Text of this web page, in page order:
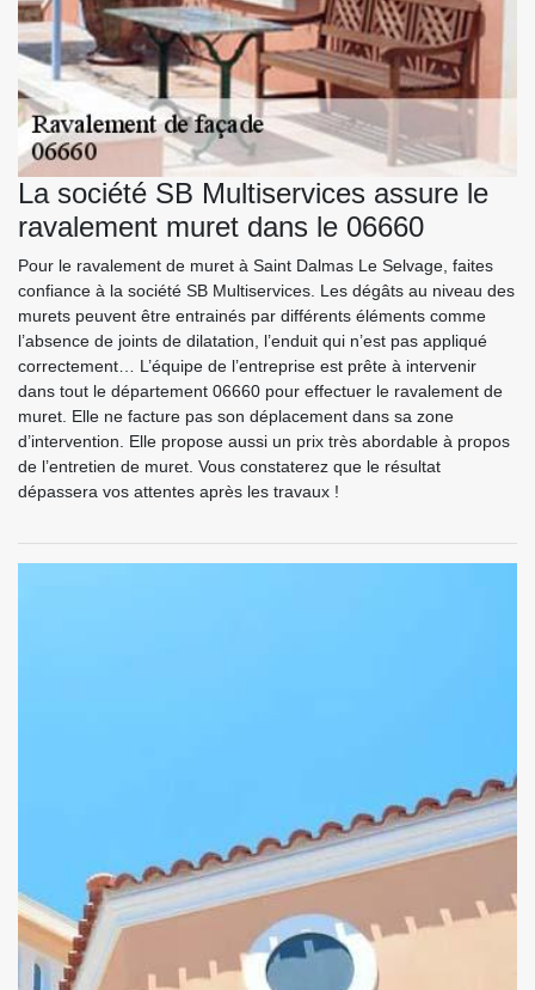
La société SB Multiservices assure le
ravalement muret dans le 06660
Pour le ravalement de muret à Saint Dalmas Le Selvage, faites
confiance à la société SB Multiservices. Les dégâts au niveau des
murets peuvent être entrainés par différents éléments comme
l’absence de joints de dilatation, l’enduit qui n’est pas appliqué
correctement… L’équipe de l’entreprise est prête à intervenir
dans tout le département 06660 pour effectuer le ravalement de
muret. Elle ne facture pas son déplacement dans sa zone
d’intervention. Elle propose aussi un prix très abordable à propos
de l’entretien de muret. Vous constaterez que le résultat
dépassera vos attentes après les travaux !